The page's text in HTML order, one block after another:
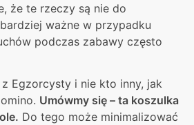
że te rzeczy są nie do
ważne w przypadku
podczas zabawy często
Egzorcysty i nie kto inny, jak
Umówmy się – ta koszulka
Do tego może minimalizować